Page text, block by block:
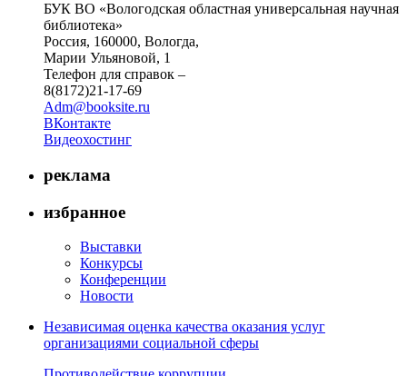
БУК ВО «Вологодская областная универсальная научная
библиотека»
Россия, 160000, Вологда,
Марии Ульяновой, 1
Телефон для справок –
8(8172)21-17-69
Adm@booksite.ru
ВКонтакте
Видеохостинг
реклама
избранное
Выставки
Конкурсы
Конференции
Новости
Независимая оценка качества оказания услуг
организациями социальной сферы